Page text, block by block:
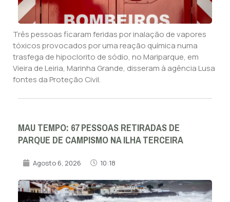
Três pessoas ficaram feridas por inalação de vapores
tóxicos provocados por uma reação química numa
trasfega de hipoclorito de sódio, no Mariparque, em
Vieira de Leiria, Marinha Grande, disseram à agência Lusa
fontes da Proteção Civil.
MAU TEMPO: 67 PESSOAS RETIRADAS DE
PARQUE DE CAMPISMO NA ILHA TERCEIRA
Agosto 6, 2026 10:18